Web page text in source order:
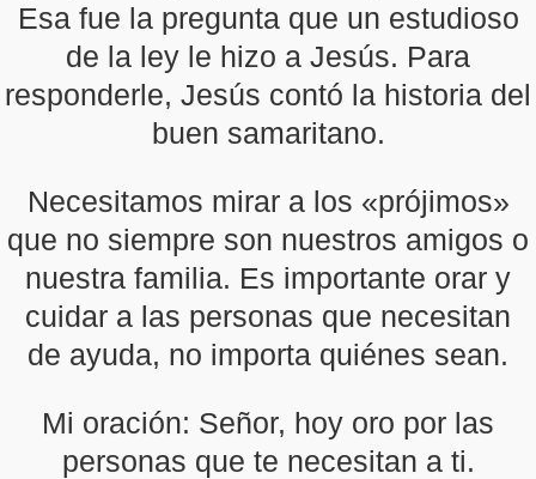
Esa fue la pregunta que un estudioso
de la ley le hizo a Jesús. Para
responderle, Jesús contó la historia del
buen samaritano.
Necesitamos mirar a los «prójimos»
que no siempre son nuestros amigos o
nuestra familia. Es importante orar y
cuidar a las personas que necesitan
de ayuda, no importa quiénes sean.
Mi oración: Señor, hoy oro por las
personas que te necesitan a ti.